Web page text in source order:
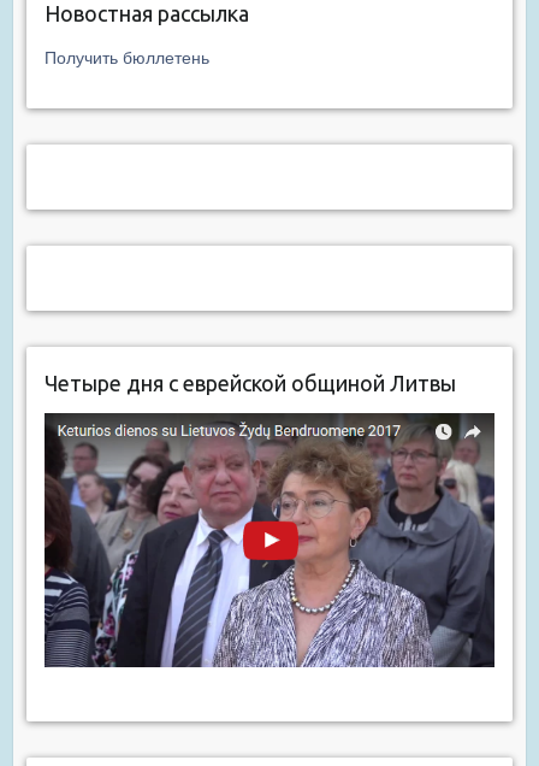
Новостная рассылка
Получить бюллетень
Четыре дня с еврейской общиной Литвы